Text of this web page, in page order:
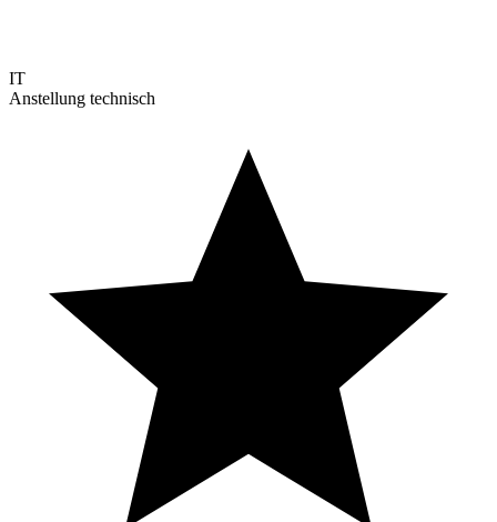
IT
Anstellung technisch